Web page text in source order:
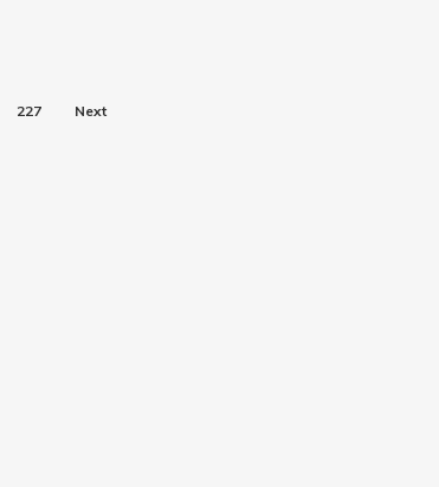
227 Next